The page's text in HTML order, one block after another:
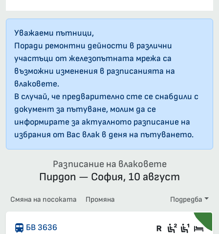
Уважаеми пътници,
Поради ремонтни дейности в различни
участъци от железопътната мрежа са
възможни изменения в разписанията на
влаковете.
В случай, че предварително сте се снабдили с
документ за пътуване, молим да се
информирате за актуалното разписание на
избрания от Вас влак в деня на пътуването.
Разписание на влаковете
Пирдоп — София, 10 август
Смяна на посоката Промяна Подредба
БВ 3636 Влак със
Седящи